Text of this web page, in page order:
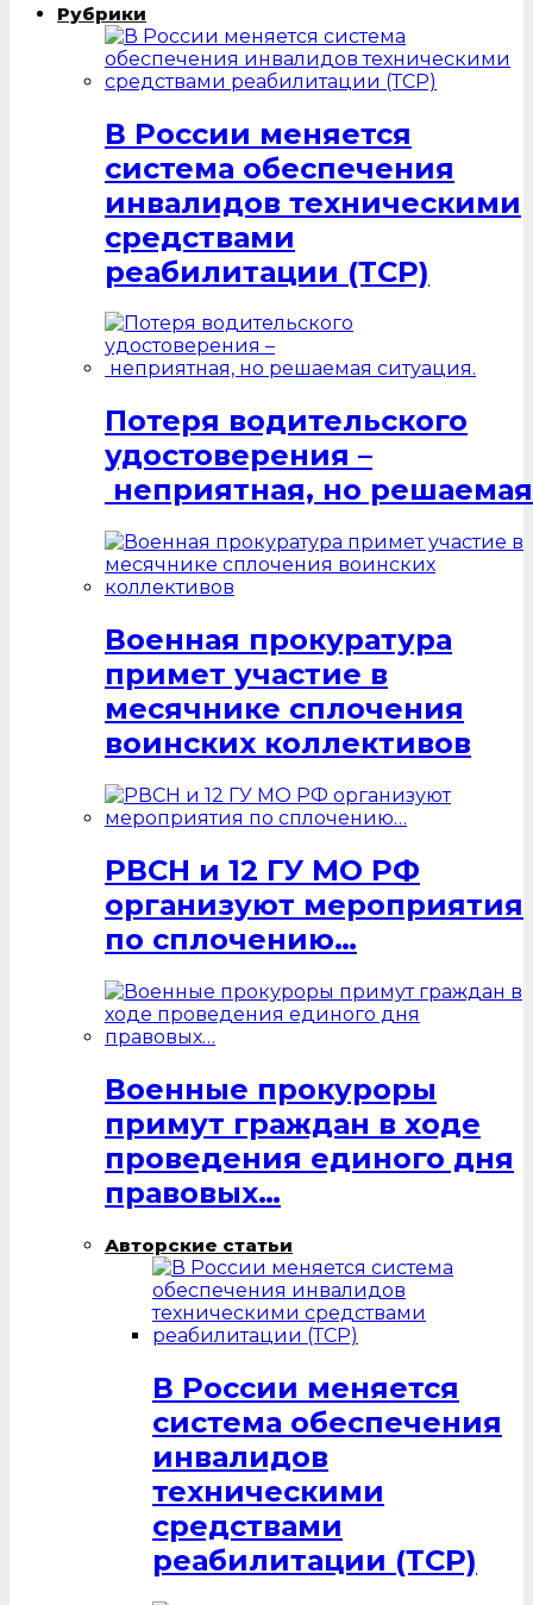
Рубрики
В России меняется
система обеспечения
инвалидов техническими
средствами
реабилитации (ТСР)
Потеря водительского
удостоверения –
неприятная, но
Военная прокуратура
примет участие в
месячнике сплочения
воинских коллективов
РВСН и 12 ГУ МО РФ
организуют мероприятия
по сплочению…
Военные прокуроры
примут граждан в ходе
проведения единого дня
правовых…
Авторские статьи
В России меняется
система обеспечения
инвалидов
техническими
средствами
реабилитации (ТСР)